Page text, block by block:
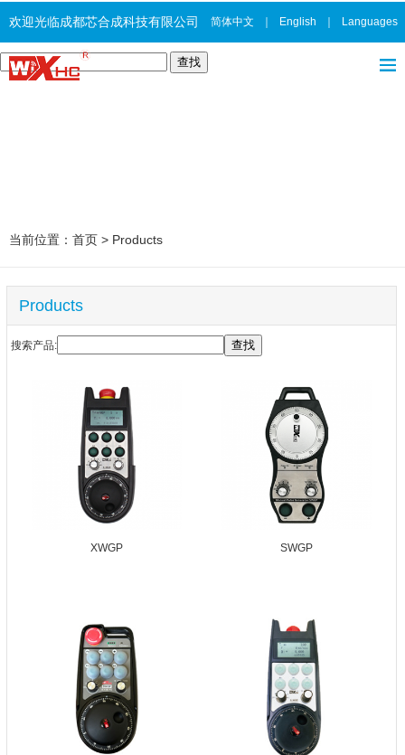
欢迎光临成都芯合成科技有限公司 简体中文 English Languages
当前位置： 首页 > Products
Products
搜索产品:
XWGP SWGP